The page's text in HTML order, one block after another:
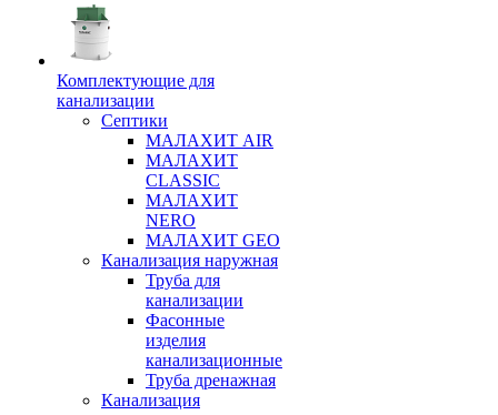
Комплектующие для
канализации
Септики
МАЛАХИТ AIR
МАЛАХИТ
CLASSIC
МАЛАХИТ
NERO
МАЛАХИТ GEO
Канализация наружная
Труба для
канализации
Фасонные
изделия
канализационные
Труба дренажная
Канализация